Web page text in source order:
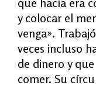
y colocar el
venga».
veces incluso
de dinero y
comer. Su